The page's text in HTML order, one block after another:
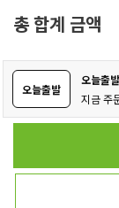
총 합계 금액
오늘출발
오늘출
지금 주